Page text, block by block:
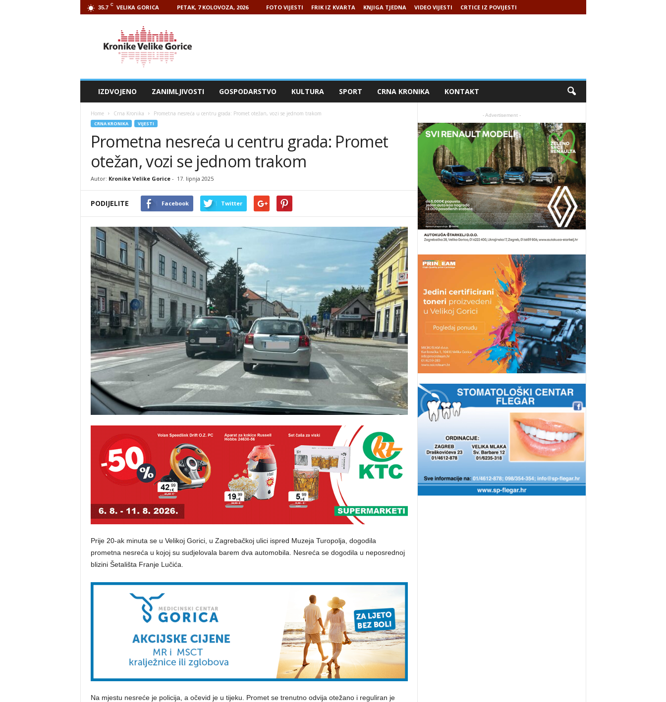
35.7 C VELIKA GORICA PETAK, 7 KOLOVOZA, 2026 FOTO VIJESTI FRIK IZ KVARTA KNJIGA TJEDNA VIDEO VIJESTI CRTICE IZ POVIJESTI
IZDVOJENO ZANIMLJIVOSTI GOSPODARSTVO KULTURA SPORT CRNA KRONIKA KONTAKT
Home Crna Kronika Prometna nesreća u centru grada: Promet otežan, vozi se jednom trakom
CRNA KRONIKA VIJESTI
Prometna nesreća u centru grada: Promet
otežan, vozi se jednom trakom
Autor: Kronike Velike Gorice- 17. lipnja 2025
PODIJELITE Facebook Twitter
Prije 20-ak minuta se u Velikoj Gorici, u Zagrebačkoj ulici ispred Muzeja Turopolja, dogodila
prometna nesreća u kojoj su sudjelovala barem dva automobila. Nesreća se dogodila u neposrednoj
blizini Šetališta Franje Lučića.
Na mjestu nesreće je policija, a očevid je u tijeku. Promet se trenutno odvija otežano i reguliran je
- Advertisement -